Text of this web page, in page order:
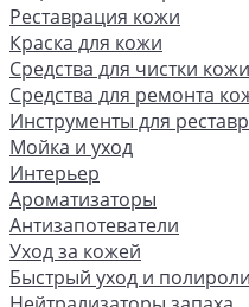
Реставрация кожи
Краска для кожи
Средства для чистки кожи
Средства для ремонта
Инструменты для
Мойка и уход
Интерьер
Ароматизаторы
Антизапотеватели
Уход за кожей
Быстрый уход и полироли